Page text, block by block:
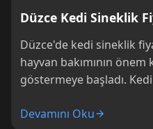
Düzce Kedi Sineklik
Düzce'de kedi sineklik
hayvan bakımının önem
göstermeye başladı.
Devamını Oku